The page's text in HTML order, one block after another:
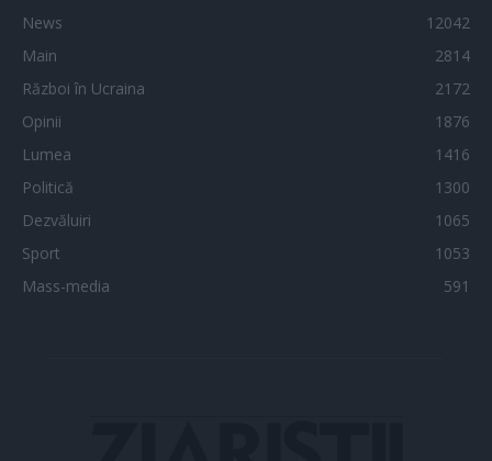
News
12042
Main
2814
Război în Ucraina
2172
Opinii
1876
Lumea
1416
Politică
1300
Dezvăluiri
1065
Sport
1053
Mass-media
591